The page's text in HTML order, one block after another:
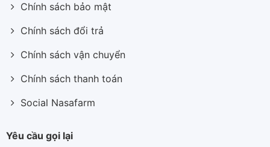
Chính sách bảo mật
Chính sách đổi trả
Chính sách vận chuyển
Chính sách thanh toán
Social Nasafarm
Yêu cầu gọi lại